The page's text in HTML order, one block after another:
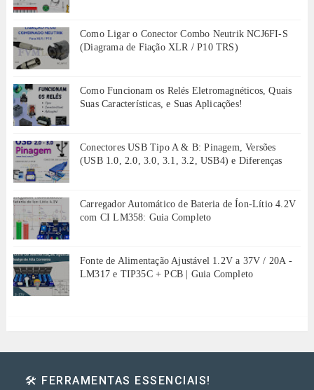
Como Ligar o Conector Combo Neutrik NCJ6FI-S
(Diagrama de Fiação XLR / P10 TRS)
Como Funcionam os Relés Eletromagnéticos, Quais
Suas Características, e Suas Aplicações!
Conectores USB Tipo A & B: Pinagem, Versões
(USB 1.0, 2.0, 3.0, 3.1, 3.2, USB4) e Diferenças
Carregador Automático de Bateria de Íon-Lítio 4.2V
com CI LM358: Guia Completo
Fonte de Alimentação Ajustável 1.2V a 37V / 20A -
LM317 e TIP35C + PCB | Guia Completo
🛠️ FERRAMENTAS ESSENCIAIS!